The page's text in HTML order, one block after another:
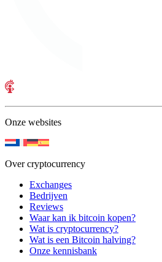
Onze websites
Over cryptocurrency
Exchanges
Bedrijven
Reviews
Waar kan ik bitcoin kopen?
Wat is cryptocurrency?
Wat is een Bitcoin halving?
Onze kennisbank